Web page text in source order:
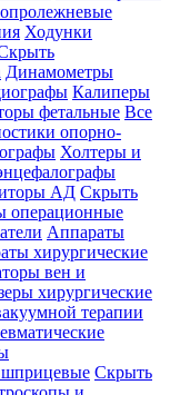
Ходунки
Динамометры
Калиперы
фетальные Все
опорно-
Холтеры и
АД Скрыть
операционные
Аппараты
хирургические
вен и
хирургические
терапии
Скрыть